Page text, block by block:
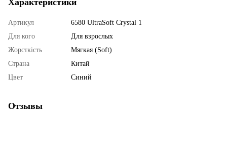
Артикул
6580 UltraSoft Crystal 1
Для кого
Для взрослых
Жорсткість
Мягкая (Soft)
Страна
Китай
Цвет
Синий
Отзывы